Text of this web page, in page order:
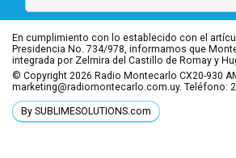
En cumplimiento con lo establecido con el
Presidencia No. 734/978, informamos que
integrada por Zelmira del Castillo de Romay y
© Copyright 2026 Radio Montecarlo CX20-930
marketing@radiomontecarlo.com.uy. Teléfono:
By SUBLIMESOLUTIONS.com